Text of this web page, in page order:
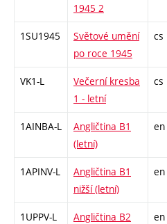
1945 2
1SU1945
Světové umění
po roce 1945
cs
VK1-L
Večerní kresba
1 - letní
cs
1AINBA-L
Angličtina B1
(letní)
en
1APINV-L
Angličtina B1
nižší (letní)
en
1UPPV-L
Angličtina B2
en